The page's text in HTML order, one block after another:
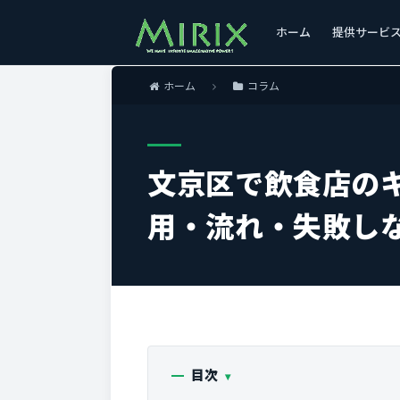
ホーム 提供サービ
ホーム コラム
文京区で飲食店の
用・流れ・失敗し
目次